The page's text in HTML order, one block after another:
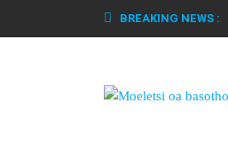
BREAKING NEWS :